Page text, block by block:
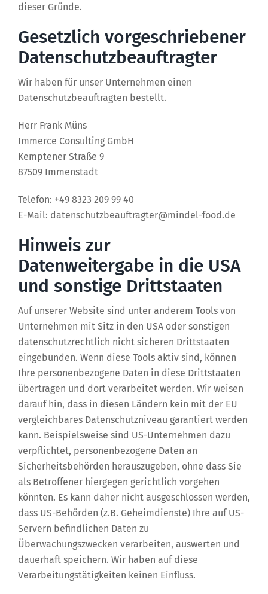
dieser Gründe.
Gesetzlich vorgeschriebener
Datenschutz­beauftragter
Wir haben für unser Unternehmen einen
Datenschutzbeauftragten bestellt.
Herr Frank Müns
Immerce Consulting GmbH
Kemptener Straße 9
87509 Immenstadt
Telefon: +49 8323 209 99 40
E-Mail: datenschutzbeauftragter@mindel-food.de
Hinweis zur
Datenweitergabe in die USA
und sonstige Drittstaaten
Auf unserer Website sind unter anderem Tools von
Unternehmen mit Sitz in den USA oder sonstigen
datenschutzrechtlich nicht sicheren Drittstaaten
eingebunden. Wenn diese Tools aktiv sind, können
Ihre personenbezogene Daten in diese Drittstaaten
übertragen und dort verarbeitet werden. Wir weisen
darauf hin, dass in diesen Ländern kein mit der EU
vergleichbares Datenschutzniveau garantiert werden
kann. Beispielsweise sind US-Unternehmen dazu
verpflichtet, personenbezogene Daten an
Sicherheitsbehörden herauszugeben, ohne dass Sie
als Betroffener hiergegen gerichtlich vorgehen
könnten. Es kann daher nicht ausgeschlossen werden,
dass US-Behörden (z.B. Geheimdienste) Ihre auf US-
Servern befindlichen Daten zu
Überwachungszwecken verarbeiten, auswerten und
dauerhaft speichern. Wir haben auf diese
Verarbeitungstätigkeiten keinen Einfluss.